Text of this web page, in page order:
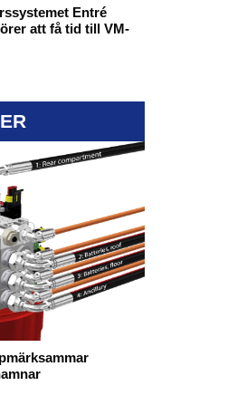
Entré
att få tid till VM-